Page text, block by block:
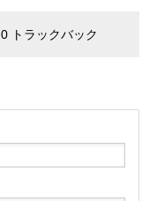
0 トラックバック